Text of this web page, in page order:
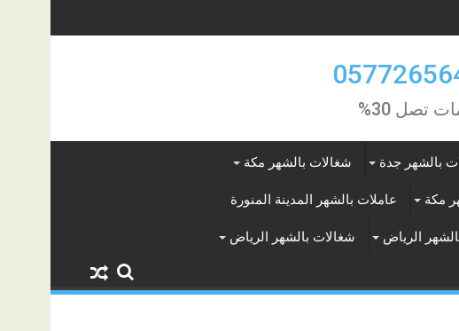
تصل 30%
بالشهر جدة شغالات بالشهر مكة
مكة عاملات بالشهر المدينة المنورة
الرياض شغالات بالشهر الرياض